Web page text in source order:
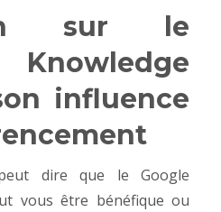
sur le
influence
dire que le Google
vous être bénéfique ou